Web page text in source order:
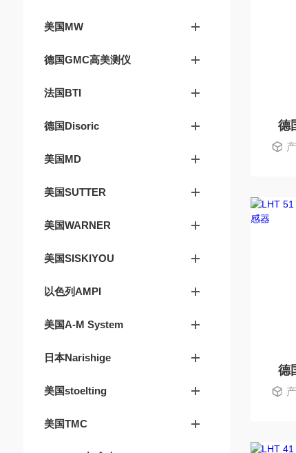
美国MW
德国GMC高美测仪
法国BTI
德国Disoric
美国MD
美国SUTTER
美国WARNER
美国SISKIYOU
以色列AMPI
美国A-M System
日本Narishige
美国stoelting
美国TMC
德
德